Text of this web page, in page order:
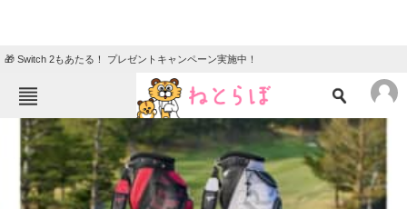
🎁 Switch 2もあたる！ プレゼントキャンペーン実施中！
ねとらぼメニュー
TOP ニュース
エンタメ クイズ